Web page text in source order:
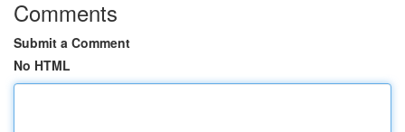
Comments
Submit a Comment
No HTML